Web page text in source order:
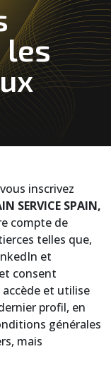
les
inscrivez
SERVICE SPAIN,
compte de
telles que,
et
consent
accède et utilise
profil, en
générales
mais